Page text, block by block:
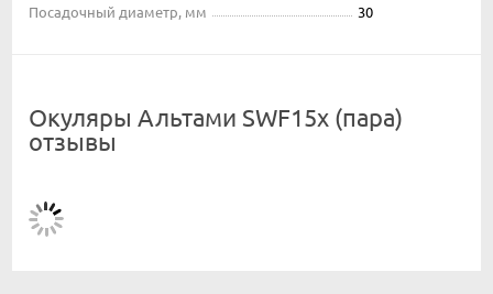
Посадочный диаметр, мм
30
Окуляры Альтами SWF15x (пара)
отзывы